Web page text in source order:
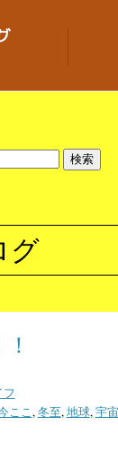
グ
フ
ここ,冬至,地球,宇